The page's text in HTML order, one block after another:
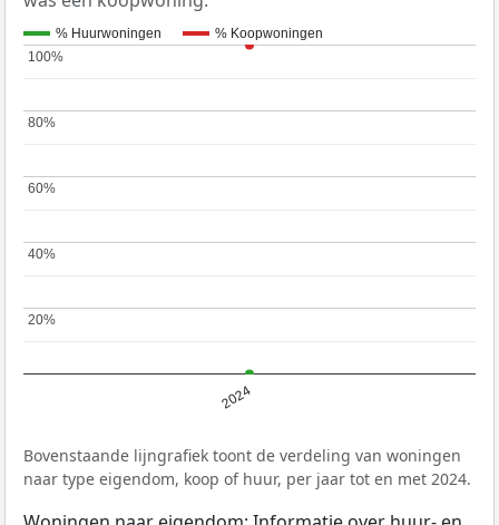
% Huurwoningen % Koopwoningen
2024
20%
20%
40%
40%
60%
60%
80%
80%
100%
100%
Bovenstaande lijngrafiek toont de verdeling van woningen
naar type eigendom, koop of huur, per jaar tot en met 2024.